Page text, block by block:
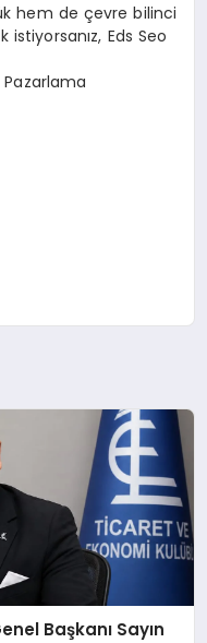
hem de çevre bilinci
Eds Seo
Pazarlama
Başkanı Sayın